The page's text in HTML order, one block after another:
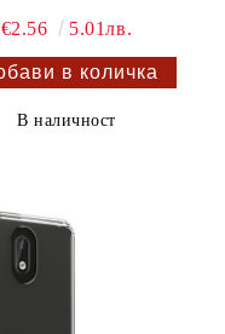
€2.56 5.01лв.
В наличност